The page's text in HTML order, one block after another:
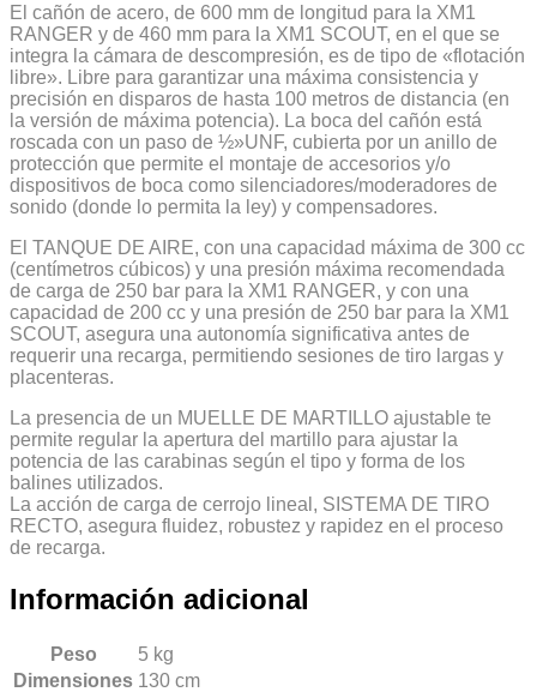
El cañón de acero, de 600 mm de longitud para la XM1
RANGER y de 460 mm para la XM1 SCOUT, en el que se
integra la cámara de descompresión, es de tipo de «flotación
libre». Libre para garantizar una máxima consistencia y
precisión en disparos de hasta 100 metros de distancia (en
la versión de máxima potencia). La boca del cañón está
roscada con un paso de ½»UNF, cubierta por un anillo de
protección que permite el montaje de accesorios y/o
dispositivos de boca como silenciadores/moderadores de
sonido (donde lo permita la ley) y compensadores.
El TANQUE DE AIRE, con una capacidad máxima de 300 cc
(centímetros cúbicos) y una presión máxima recomendada
de carga de 250 bar para la XM1 RANGER, y con una
capacidad de 200 cc y una presión de 250 bar para la XM1
SCOUT, asegura una autonomía significativa antes de
requerir una recarga, permitiendo sesiones de tiro largas y
placenteras.
La presencia de un MUELLE DE MARTILLO ajustable te
permite regular la apertura del martillo para ajustar la
potencia de las carabinas según el tipo y forma de los
balines utilizados.
La acción de carga de cerrojo lineal, SISTEMA DE TIRO
RECTO, asegura fluidez, robustez y rapidez en el proceso
de recarga.
Información adicional
Peso
5 kg
Dimensiones 130 cm